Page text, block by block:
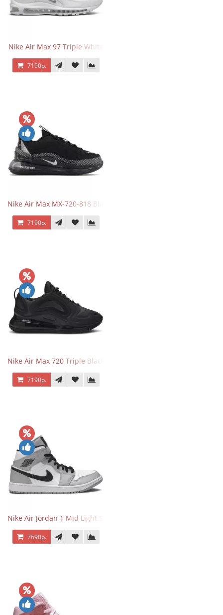
Nike Air Max 97 Triple White
7190р.
Nike Air Max MX-720-818 Black
7190р.
Nike Air Max 720 Triple Black
7190р.
Nike Air Jordan 1 Mid Light Smoke Grey
7690р.